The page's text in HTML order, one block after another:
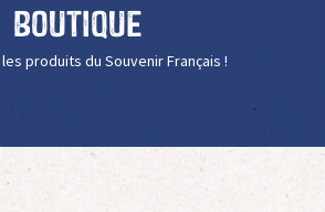
Boutique
produits du Souvenir Français !